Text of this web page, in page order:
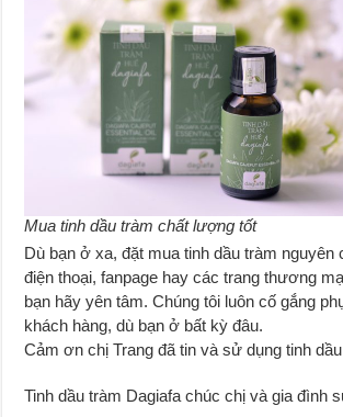
Mua tinh dầu tràm chất lượng tốt
Dù bạn ở xa, đặt mua tinh dầu tràm nguyên
điện thoại, fanpage hay các trang thương
bạn hãy yên tâm. Chúng tôi luôn cố gắng
khách hàng, dù bạn ở bất kỳ đâu.
Cảm ơn chị Trang đã tin và sử dụng tinh
Tinh dầu tràm Dagiafa chúc chị và gia đình